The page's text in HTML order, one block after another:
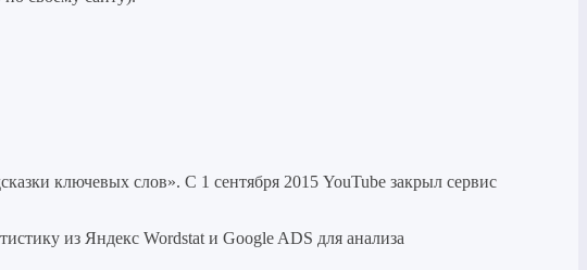
ключевых слов». C 1 сентября 2015 YouTube закрыл сервис
из Яндекс Wordstat и Google ADS для анализа